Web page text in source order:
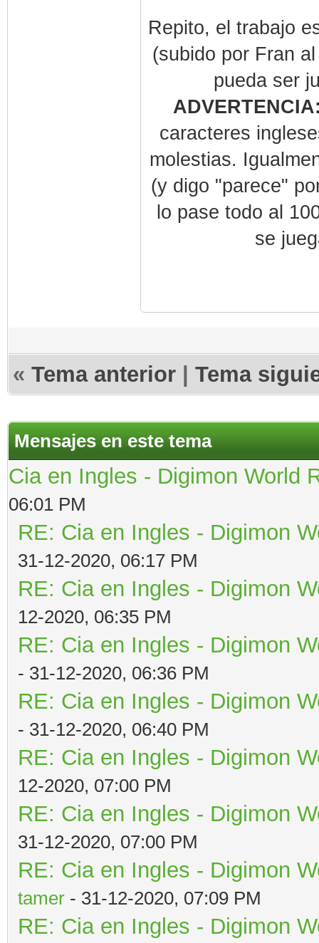
Repito, el trabajo
(subido por Fran
pueda ser
caracteres
molestias.
(y digo "parece"
lo pase todo al
se
« Tema anterior Tema
Mensajes en este tema
Cia en Ingles - Digimon World
06:01 PM
RE: Cia en Ingles - Digimon
31-12-2020, 06:17 PM
RE: Cia en Ingles - Digimon
12-2020, 06:35 PM
RE: Cia en Ingles - Digimon
- 31-12-2020, 06:36 PM
RE: Cia en Ingles - Digimon
- 31-12-2020, 06:40 PM
RE: Cia en Ingles - Digimon
12-2020, 07:00 PM
RE: Cia en Ingles - Digimon
31-12-2020, 07:00 PM
RE: Cia en Ingles - Digimon
tamer - 31-12-2020, 07:09 PM
RE: Cia en Ingles - Digimon